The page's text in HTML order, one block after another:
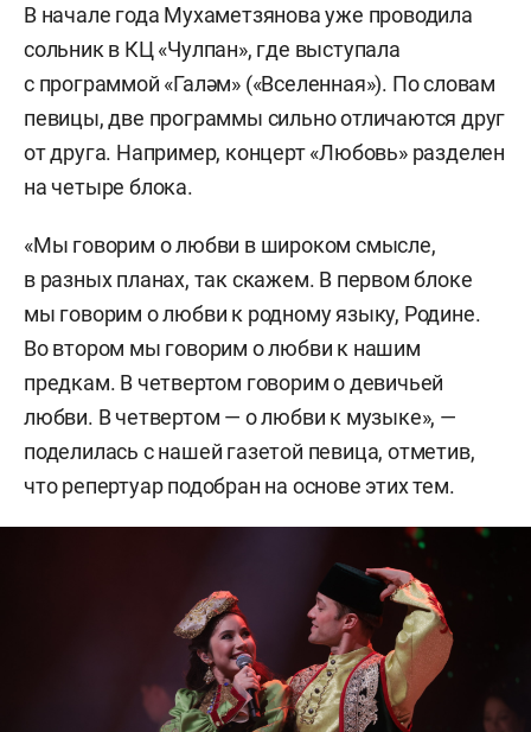
В начале года Мухаметзянова уже проводила
сольник в КЦ «Чулпан», где выступала
с программой «Галәм» («Вселенная»). По словам
певицы, две программы сильно отличаются друг
от друга. Например, концерт «Любовь» разделен
на четыре блока.
«Мы говорим о любви в широком смысле,
в разных планах, так скажем. В первом блоке
мы говорим о любви к родному языку, Родине.
Во втором мы говорим о любви к нашим
предкам. В четвертом говорим о девичьей
любви. В четвертом — о любви к музыке», —
поделилась с нашей газетой певица, отметив,
что репертуар подобран на основе этих тем.